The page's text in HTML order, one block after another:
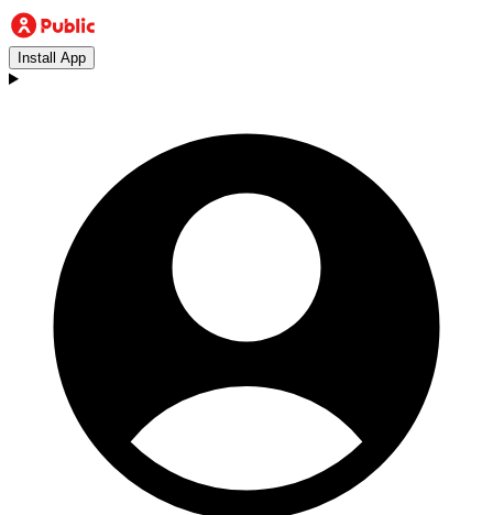
Install App